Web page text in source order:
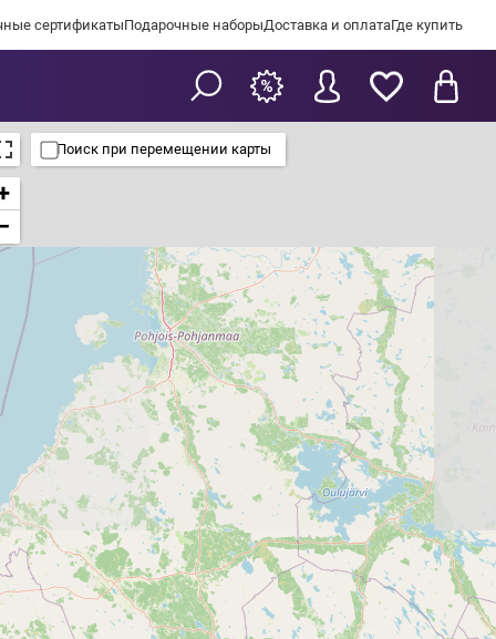
сертификатыПодарочные наборыДоставка и оплатаГде купить
Поиск при перемещении карты